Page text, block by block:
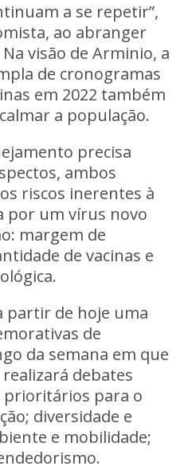
a se repetir”,
ao abranger
visão de Arminio, a
de cronogramas
em 2022 também
a população.
precisa
ambos
riscos inerentes à
por um vírus novo
margem de
de vacinas e
partir de hoje uma
de
da semana em que
debates
prioritários para o
diversidade e
e mobilidade;